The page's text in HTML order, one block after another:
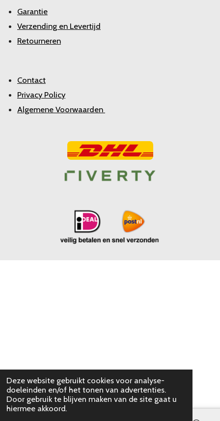
Deze website gebruikt cookies voor analyse-
doeleinden en/of het tonen van advertenties.
Door gebruik te blijven maken van de site gaat u
hiermee akkoord.
Garantie
Verzending en Levertijd
Retourneren
Contact
Privacy Policy
Algemene Voorwaarden